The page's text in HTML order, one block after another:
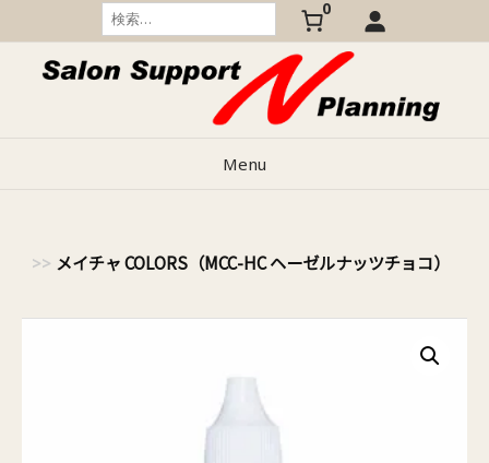
to
content
検
索:
0
Menu
>> メイチャ COLORS（MCC-HC ヘーゼルナッツチョコ）